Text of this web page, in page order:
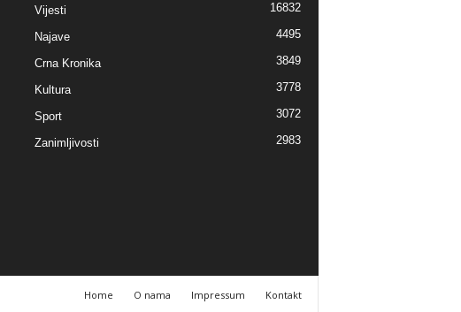
Vijesti 16832
Najave 4495
Crna Kronika 3849
Kultura 3778
Sport 3072
Zanimljivosti 2983
Home O nama Impressum Kontakt